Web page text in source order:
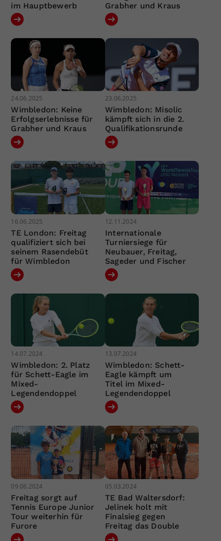
im Hauptbewerb
Grabher und Kraus
24.06.2025
Wimbledon: Keine
Erfolgserlebnisse für
Grabher und Kraus
23.06.2025
Wimbledon: Misolic
kämpft sich in die 2.
Qualifikationsrunde
16.06.2025
TE London: Freitag
qualifiziert sich bei
seinem Rasendebüt
für Wimbledon
12.11.2024
Internationale
Turniersiege für
Neubauer, Freitag,
Sageder und Fischer
14.07.2024
Wimbledon: 2. Platz
für Schett-Eagle im
Mixed-
Legendendoppel
13.07.2024
Wimbledon: Schett-
Eagle kämpft um
Titel im Mixed-
Legendendoppel
09.06.2024
Freitag sorgt auf
Tennis Europe Junior
Tour weiterhin für
Furore
05.03.2024
TE Bad Waltersdorf:
Jelinek holt mit
Finalsieg gegen
Freitag das Double